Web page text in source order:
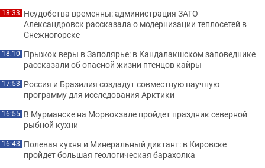
18:33 Неудобства временны: администрация ЗАТО
Александровск рассказала о модернизации теплосетей в
Снежногорске
18:10 Прыжок веры в Заполярье: в Кандалакшском заповеднике
рассказали об опасной жизни птенцов кайры
17:53 Россия и Бразилия создадут совместную научную
программу для исследования Арктики
16:55 В Мурманске на Морвокзале пройдет праздник северной
рыбной кухни
16:43 Полевая кухня и Минеральный диктант: в Кировске
пройдет большая геологическая барахолка